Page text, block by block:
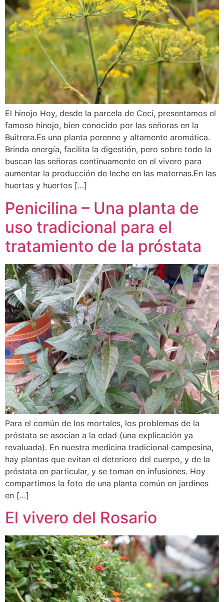
El hinojo Hoy, desde la parcela de Ceci, presentamos el
famoso hinojo, bien conocido por las señoras en la
Buitrera.Es una planta perenne y altamente aromática.
Brinda energía, facilita la digestión, pero sobre todo la
buscan las señoras continuamente en el vivero para
aumentar la producción de leche en las maternas.En las
huertas y huertos […]
Penicilina – Una planta de
uso tradicional para el
tratamiento de la próstata
Para el común de los mortales, los problemas de la
próstata se asocian a la edad (una explicación ya
revaluada). En nuestra medicina tradicional campesina,
hay plantas que evitan el deterioro del cuerpo, y de la
próstata en particular, y se toman en infusiones. Hoy
compartimos la foto de una planta común en jardines
en […]
El vivero del Rosario